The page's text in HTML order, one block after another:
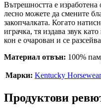
Вътрешността е изработена
лесно можете да смените
закопчалката. Когато
играчка, тя издава звук
кон е очарован и се
Материал отвън: 100%
Марки: Kentucky Horsewear
Продуктови